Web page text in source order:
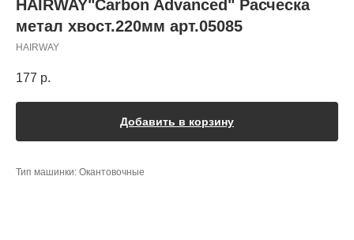
HAIRWAY"Carbon Advanced" Расческа
метал хвост.220мм арт.05085
HAIRWAY
177 р.
Добавить в корзину
Тип машинки: Окантовочные